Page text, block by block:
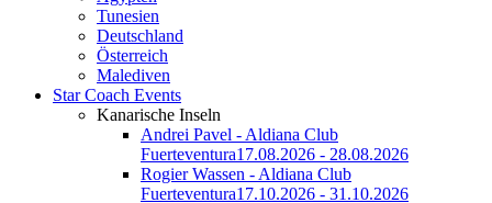
Tunesien
Deutschland
Österreich
Malediven
Star Coach Events
Kanarische Inseln
Andrei Pavel - Aldiana Club
Fuerteventura17.08.2026 - 28.08.2026
Rogier Wassen - Aldiana Club
Fuerteventura17.10.2026 - 31.10.2026